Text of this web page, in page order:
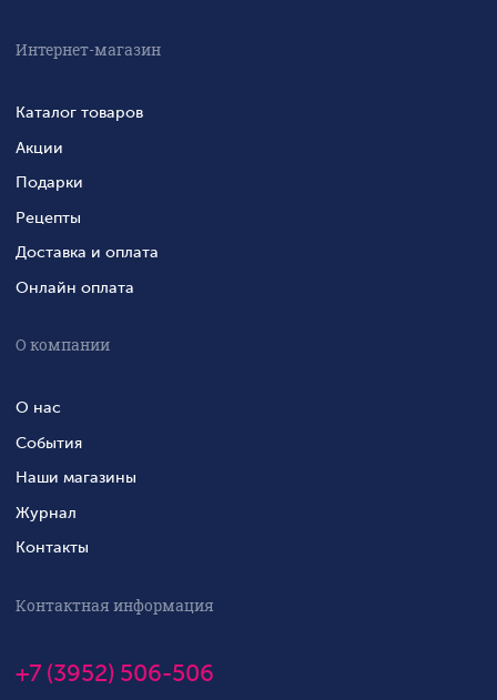
Интернет-магазин
Каталог товаров
Акции
Подарки
Рецепты
Доставка и оплата
Онлайн оплата
О компании
О нас
События
Наши магазины
Журнал
Контакты
Контактная информация
+7 (3952) 506-506